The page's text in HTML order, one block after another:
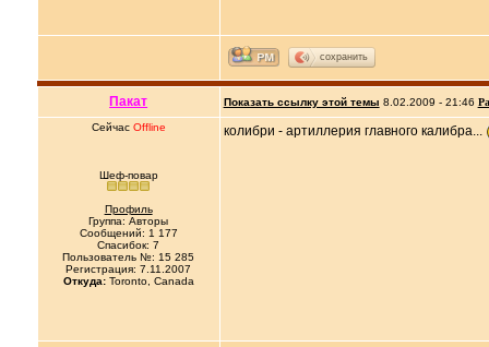
сохранить
Пакат Показать ссылку этой темы 8.02.2009 - 21:46
Сейчас Offline
Шеф-повар
Профиль
Группа: Авторы
Сообщений: 1 177
Спасибок: 7
Пользователь №: 15 285
Регистрация: 7.11.2007
Откуда:Toronto, Canada
колибри - артиллерия главного калибра...